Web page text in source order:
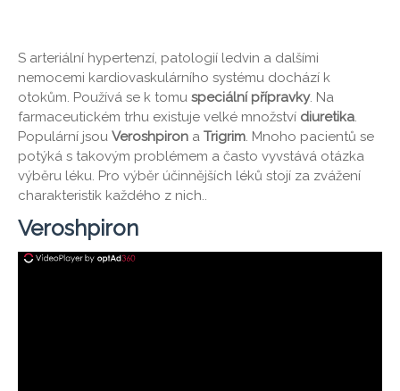
S arteriální hypertenzí, patologií ledvin a dalšími
nemocemi kardiovaskulárního systému dochází k
otokům. Používá se k tomu speciální přípravky. Na
farmaceutickém trhu existuje velké množství diuretika.
Populární jsou Veroshpiron a Trigrim. Mnoho pacientů se
potýká s takovým problémem a často vyvstává otázka
výběru léku. Pro výběr účinnějších léků stojí za zvážení
charakteristik každého z nich..
Veroshpiron